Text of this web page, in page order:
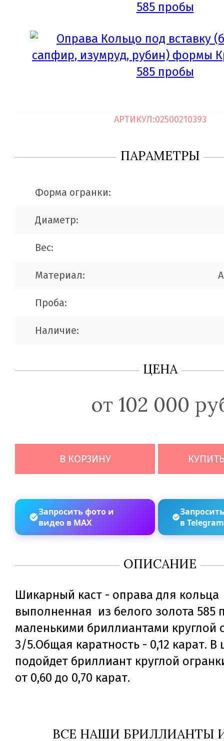
АРТИКУЛ:02500210393
ПАРАМЕТРЫ
Форма огранки:
Диаметр:
Вес:
Материал:
Проба:
Наличие:
ЦЕНА
от 102 000
В КОРЗИНУ
Запросить фото и
видео в MAX
в
ОПИСАНИЕ
Шикарный каст - оправа для кольца
выполненная из белого золота 585
маленькими бриллиантами круглой
3/5.Общая каратность - 0,12 карат. В
подойдет бриллиант круглой
от 0,60 до 0,70 карат.
ВСЕ НАШИ БРИЛЛИАНТЫ